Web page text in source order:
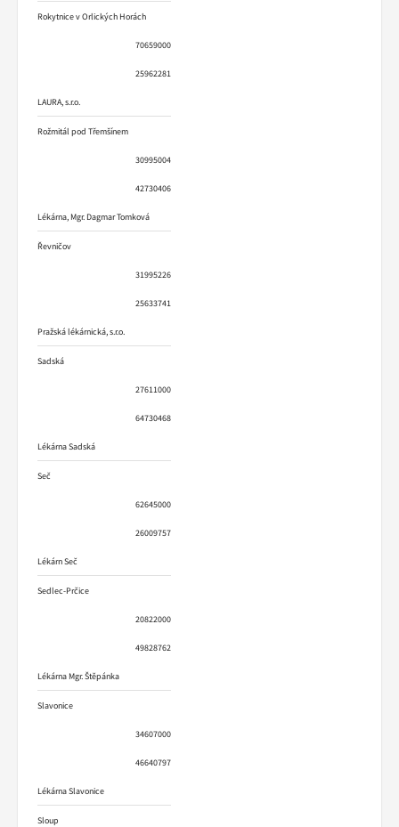
Rokytnice v Orlických Horách
70659000
25962281
LAURA, s.r.o.
Rožmitál pod Třemšínem
30995004
42730406
Lékárna, Mgr. Dagmar Tomková
Řevničov
31995226
25633741
Pražská lékárnická, s.r.o.
Sadská
27611000
64730468
Lékárna Sadská
Seč
62645000
26009757
Lékárn Seč
Sedlec-Prčice
20822000
49828762
Lékárna Mgr. Štěpánka
Slavonice
34607000
46640797
Lékárna Slavonice
Sloup